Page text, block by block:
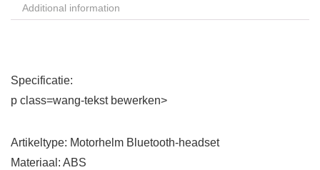
Additional information
Specificatie:
p class=wang-tekst bewerken>
Artikeltype: Motorhelm Bluetooth-headset
Materiaal: ABS